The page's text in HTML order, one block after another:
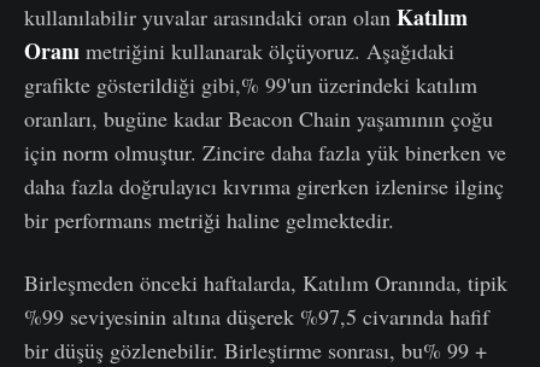
kullanılabilir yuvalar arasındaki oran olan Katılım
Oranı metriğini kullanarak ölçüyoruz. Aşağıdaki
grafikte gösterildiği gibi,% 99'un üzerindeki katılım
oranları, bugüne kadar Beacon Chain yaşamının çoğu
için norm olmuştur. Zincire daha fazla yük binerken ve
daha fazla doğrulayıcı kıvrıma girerken izlenirse ilginç
bir performans metriği haline gelmektedir.
Birleşmeden önceki haftalarda, Katılım Oranında, tipik
%99 seviyesinin altına düşerek %97,5 civarında hafif
bir düşüş gözlenebilir. Birleştirme sonrası, bu% 99 +